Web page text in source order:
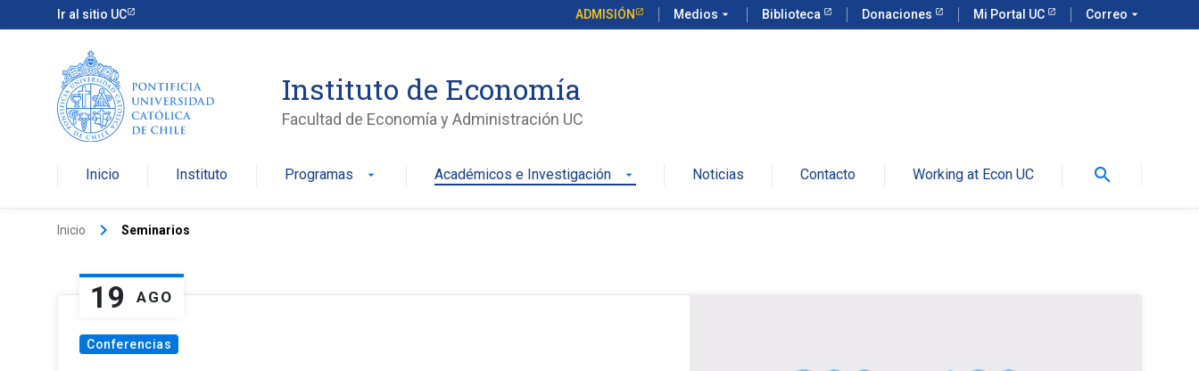
Ir al sitio UC ADMISIÓN Medios arrow_drop_down Biblioteca Donaciones Mi Portal UC Correo arrow_drop_down
Instituto de Economía
Facultad de Economía y Administración UC
Inicio Instituto Programas arrow_drop_down Académicos e Investigación arrow_drop_down Noticias Contacto Working at Econ UC search
Inicio keyboard_arrow_right Seminarios
19 AGO
Conferencias